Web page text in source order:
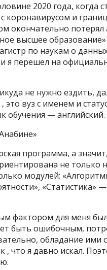
2020 года, когда
с коронавирусом и
окончательно потерял
высшее
по наукам о
я перешел на
не нужно ездить,
, это вуз с именем и
обучения — английский.
программа, а
не только
модулей:
«Статистика»
фактором для меня
быть ошибочным,
обладание ими
, что я давно искал.